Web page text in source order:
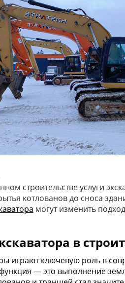
строительстве услуги
котлованов до сноса
могут изменить
в
играют ключевую роль в
— это выполнение